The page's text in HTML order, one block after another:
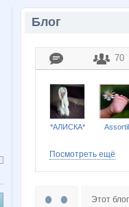
Блог
70
*АЛИСКА* Assortil
Посмотреть ещё
Этот